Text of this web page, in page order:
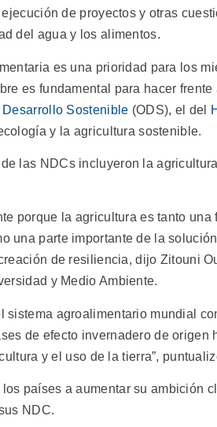
de proyectos y otras
del agua y los alimentos.
es una prioridad para los
es fundamental para hacer
Sostenible (ODS), el del
y la agricultura sostenible.
las NDCs incluyeron la
porque la agricultura es tanto
una parte importante de la
de resiliencia, dijo Zitouni
y Medio Ambiente.
sistema agroalimentario mundial
de efecto invernadero de origen
y el uso de la tierra”,
los países a aumentar su ambición
NDC.